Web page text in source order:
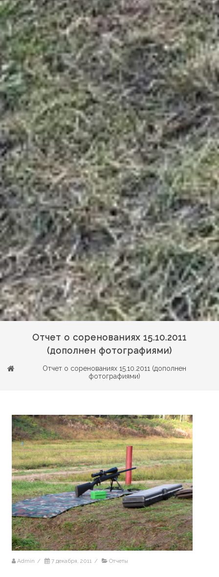
Отчет о соренованиях 15.10.2011
(дополнен фотографиями)
Отчет о соренованиях 15.10.2011 (дополнен
фотографиями)
Admin / 7 декабря, 2011 / Отчеты